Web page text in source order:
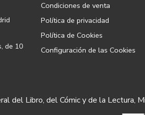
suprimirán con medidas de
los datos.
Destinatarios: no se cederán a
Derechos que asisten al Usuario:
a) Derecho a retirar el
protección de datos https://
de 10
Condiciones de venta
Política de privacidad
Política de Cookies
Configuración de las Cookies
del Libro, del Cómic y de la Lectura,